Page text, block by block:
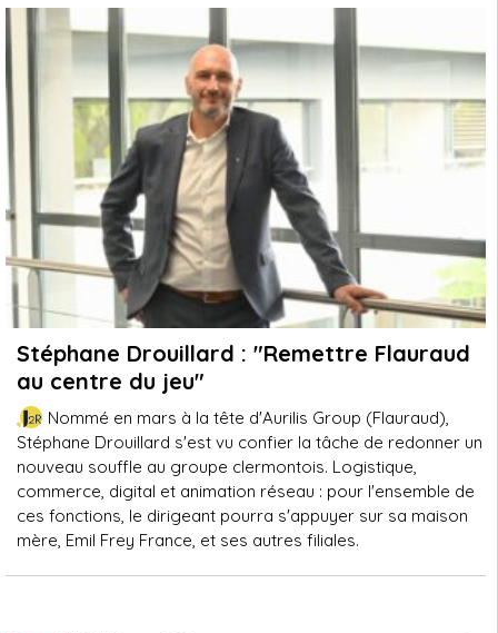
Stéphane Drouillard : "Remettre Flauraud
au centre du jeu"
Nommé en mars à la tête d'Aurilis Group (Flauraud),
Stéphane Drouillard s'est vu confier la tâche de redonner un
nouveau souffle au groupe clermontois. Logistique,
commerce, digital et animation réseau : pour l'ensemble de
ces fonctions, le dirigeant pourra s'appuyer sur sa maison
mère, Emil Frey France, et ses autres filiales.